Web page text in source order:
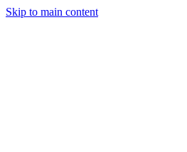
Skip to main content